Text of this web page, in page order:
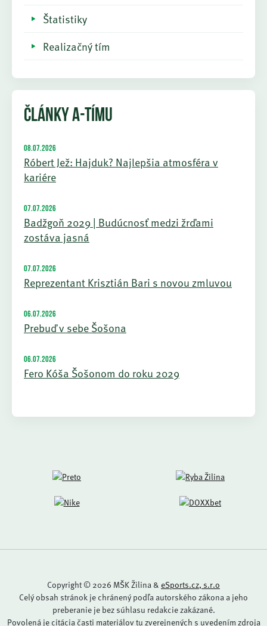
Štatistiky
Realizačný tím
ČLÁNKY A-TÍMU
08.07.2026
Róbert Jež: Hajduk? Najlepšia atmosféra v
kariére
07.07.2026
Badžgoň 2029 | Budúcnosť medzi žrďami
zostáva jasná
07.07.2026
Reprezentant Krisztián Bari s novou zmluvou
06.07.2026
Prebuď v sebe Šošona
06.07.2026
Fero Kóša Šošonom do roku 2029
Copyright © 2026 MŠK Žilina & eSports.cz, s.r.o
Celý obsah stránok je chránený podľa autorského zákona a jeho
preberanie je bez súhlasu redakcie zakázané.
Povolená je citácia časti materiálov tu zverejnených s uvedením zdroja